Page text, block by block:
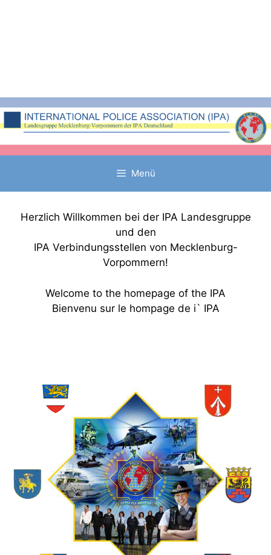
Menü
Herzlich Willkommen bei der IPA Landesgruppe
und den
IPA Verbindungsstellen von Mecklenburg-
Vorpommern!
Welcome to the homepage of the IPA
Bienvenu sur le hompage de i` IPA